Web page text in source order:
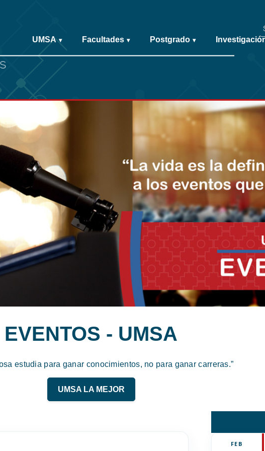
UMSA ▾ Facultades ▾ Postgrado ▾
EVENTOS - UMSA
estudia para ganar conocimientos, no para ganar carreras.”
UMSA LA MEJOR
FEB